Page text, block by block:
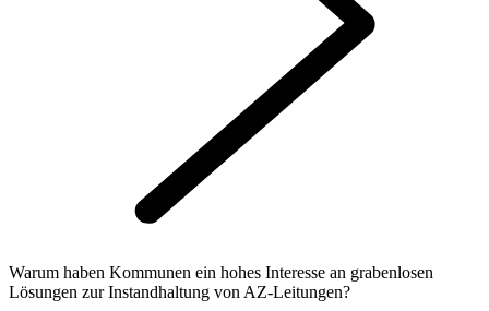
Warum haben Kommunen ein hohes Interesse an grabenlosen
Lösungen zur Instandhaltung von AZ-Leitungen?